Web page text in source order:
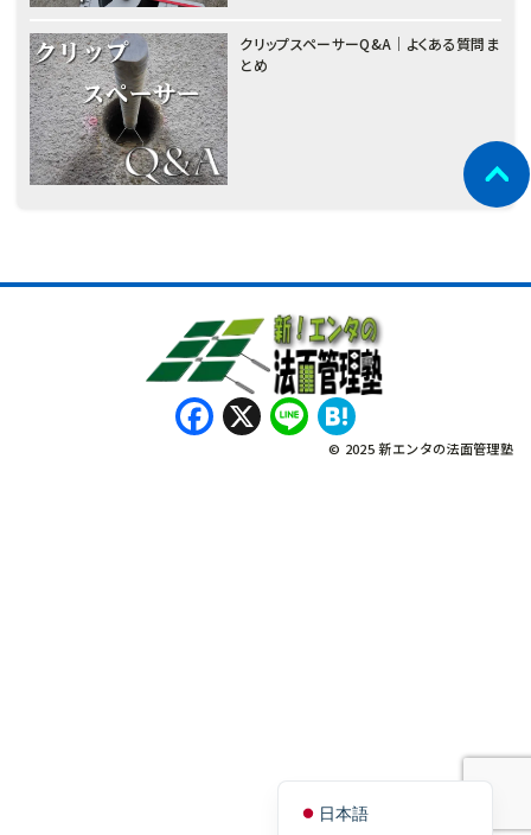
クリップスペーサーQ&A｜よくある質問ま
とめ
Facebook
X Line
© 2025 新エンタの法面管理塾
日本語